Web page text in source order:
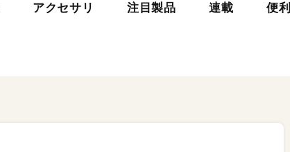
アクセサリ 注目製品 連載 便